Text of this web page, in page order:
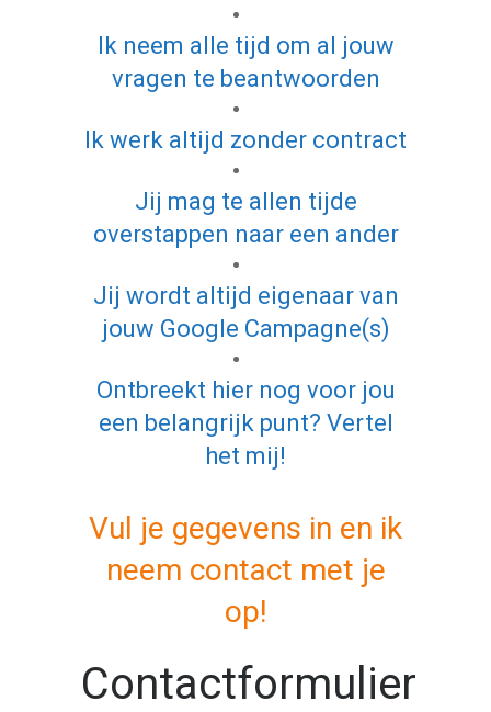
Ik neem alle tijd om al jouw
vragen te beantwoorden
Ik werk altijd zonder contract
Jij mag te allen tijde
overstappen naar een ander
Jij wordt altijd eigenaar van
jouw Google Campagne(s)
Ontbreekt hier nog voor jou
een belangrijk punt? Vertel
het mij!
Vul je gegevens in en ik
neem contact met je
op!
Contactformulier